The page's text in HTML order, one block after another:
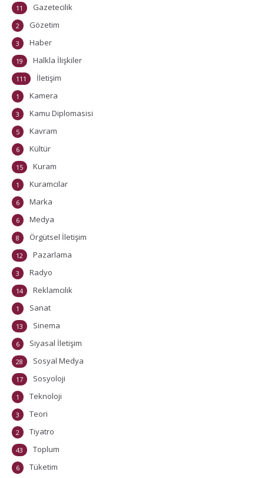
Gazetecilik
11
Gözetim
2
Haber
3
Halkla İlişkiler
19
İletişim
111
Kamera
1
Kamu Diplomasisi
3
Kavram
5
Kültür
6
Kuram
15
Kuramcılar
1
Marka
6
Medya
6
Örgütsel İletişim
8
Pazarlama
12
Radyo
3
Reklamcılık
14
Sanat
1
Sinema
13
Siyasal İletişim
6
Sosyal Medya
28
Sosyoloji
17
Teknoloji
1
Teori
3
Tiyatro
2
Toplum
43
Tüketim
6